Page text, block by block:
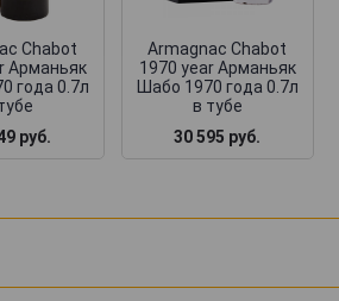
Chabot
Арманьяк
года 0.7л
руб.
Armagnac Chabot
1970 year Арманьяк
Шабо 1970 года 0.7л
в тубе
30 595 руб.